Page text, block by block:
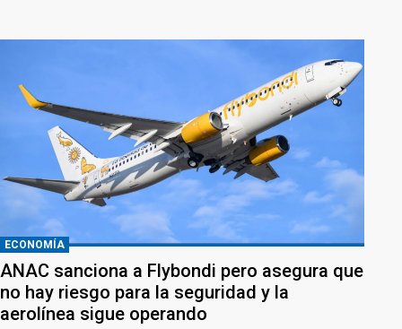
ECONOMÍA
ANAC sanciona a Flybondi pero asegura que
no hay riesgo para la seguridad y la
aerolínea sigue operando